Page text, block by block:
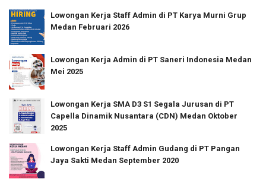
Lowongan Kerja Staff Admin di PT Karya Murni Grup
Medan Februari 2026
Lowongan Kerja Admin di PT Saneri Indonesia Medan
Mei 2025
Lowongan Kerja SMA D3 S1 Segala Jurusan di PT
Capella Dinamik Nusantara (CDN) Medan Oktober
2025
Lowongan Kerja Staff Admin Gudang di PT Pangan
Jaya Sakti Medan September 2020